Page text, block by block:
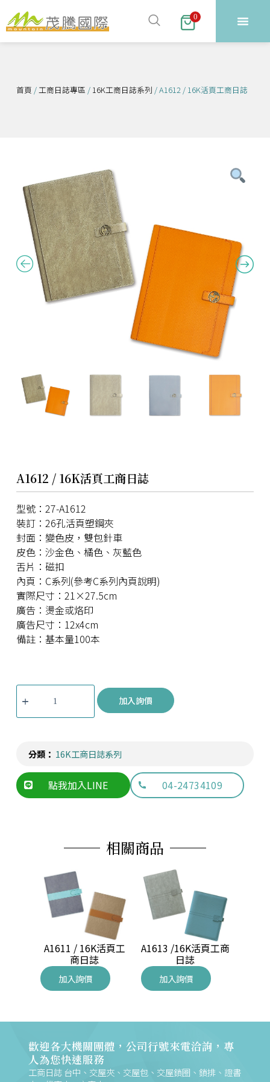
跳
至
主
容
0
首頁 /工商日誌專區 / 16K工商日誌系列 / A1612 / 16K活頁工商日誌
A1612 / 16K活頁工商日誌
型號：27-A1612
裝訂：26孔活頁塑鋼夾
封面：變色皮，雙包針車
皮色：沙金色、橘色、灰藍色
舌片：磁扣
內頁：C系列(參考C系列內頁說明)
實際尺寸：21×27.5cm
廣告：燙金或烙印
廣告尺寸：12x4cm
備註：基本量100本
加入詢價
分類： 16K工商日誌系列
點我加入LINE 04-24734109
相關商品
A1611 / 16K活頁工
商日誌
加入詢價
A1613 /16K活頁工商
日誌
加入詢價
歡迎各大機關團體，公司行號來電洽詢，專
人為您快速服務
工商日誌 台中、交屋夾、交屋包、交屋鎖圈、鎖排、證書